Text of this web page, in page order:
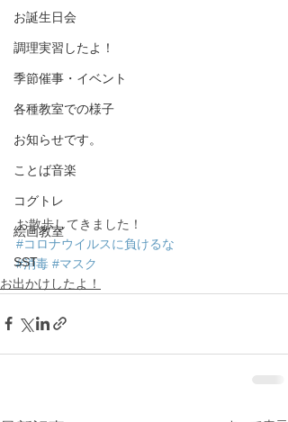
お誕生日会
調理実習したよ！
季節催事・イベント
各種教室での様子
お知らせです。
ことば音楽
コグトレ
絵画教室
SST
お散歩してきました！
#コロナウイルスに負けるな
#消毒 #マスク
お出かけしたよ！